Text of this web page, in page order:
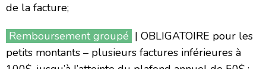
de la facture;
Remboursement groupé | OBLIGATOIRE pour les
petits montants – plusieurs factures inférieures à